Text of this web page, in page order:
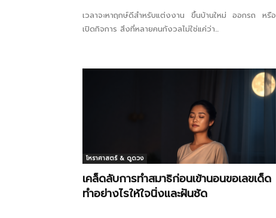
เวลาจะหาฤกษ์ดีสำหรับแต่งงาน ขึ้นบ้านใหม่ ออกรถ หรือ
เปิดกิจการ สิ่งที่หลายคนกังวลไม่ใช่แค่ว่า...
โหราศาสตร์ & ดูดวง
เคล็ดลับการทำสมาธิก่อนเข้านอนขอเลขเด็ด
ทำอย่างไรให้ใจนิ่งและฝันชัด